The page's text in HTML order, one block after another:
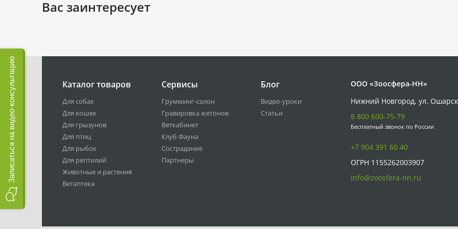
Вас заинтересует
Каталог товаров
Для собак
Для кошек
Для грызунов
Для птиц
Для рыбок
Для рептилий
Животные и растения
Ветаптека
Сервисы
Грумминг-салон
Гравировка жетонов
Веткабинет
Клуб Фауна
Сострадание
Партнеры
Блог
Видео-уроки
Статьи
ООО «Зоосфера-НН»
Нижний Новгород, ул.
8 800 600-75-79
Бесплатный звонок по России
+7 904 391 60 40
ОГРН 1155262003907
info@zoosfera-nn.ru
Записаться на видео-консультацию